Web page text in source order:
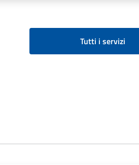
Tutti i servizi